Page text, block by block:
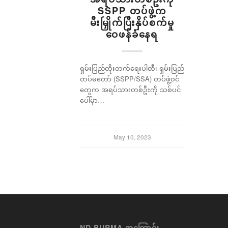
SSPP တပ်ဖွဲ့က
မီးမြှိုက်ပြီးနှိပ်စက်မှု
ဝေဖန်ခံနေရ
ရှမ်းပြည်တိုးတက်ရေးပါတီ၊ ရှမ်းပြည်
တပ်မတော် (SSPP/SSA) တပ်ဖွဲ့ဝင်
တွေက အရပ်သားတစ်ဦးကို သစ်ပင်
ပေါ်မှာ…
May 10, 2023